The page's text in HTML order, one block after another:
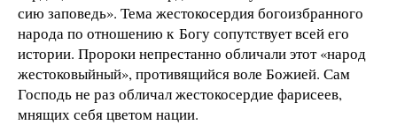
сию заповедь». Тема жестокосердия богоизбранного
народа по отношению к Богу сопутствует всей его
истории. Пророки непрестанно обличали этот «народ
жестоковыйный», противящийся воле Божией. Сам
Господь не раз обличал жестокосердие фарисеев,
мнящих себя цветом нации.